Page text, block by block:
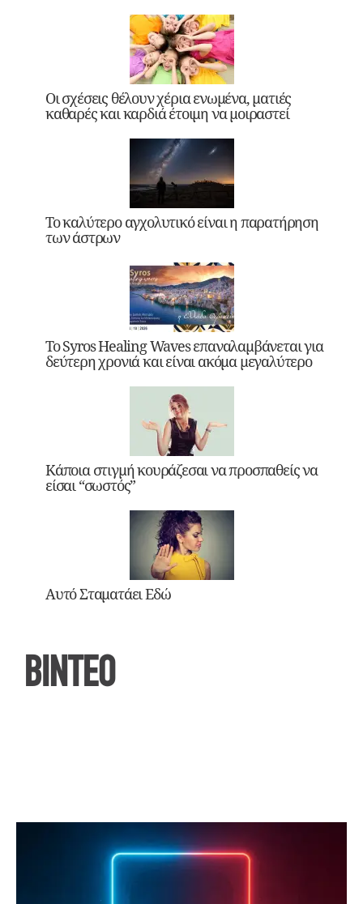
Οι σχέσεις θέλουν χέρια ενωμένα, ματιές
καθαρές και καρδιά έτοιμη να μοιραστεί
Το καλύτερο αγχολυτικό είναι η παρατήρηση
των άστρων
Το Syros Healing Waves επαναλαμβάνεται για
δεύτερη χρονιά και είναι ακόμα μεγαλύτερο
Κάποια στιγμή κουράζεσαι να προσπαθείς να
είσαι “σωστός”
Αυτό Σταματάει Εδώ
ΒΙΝΤΕΟ